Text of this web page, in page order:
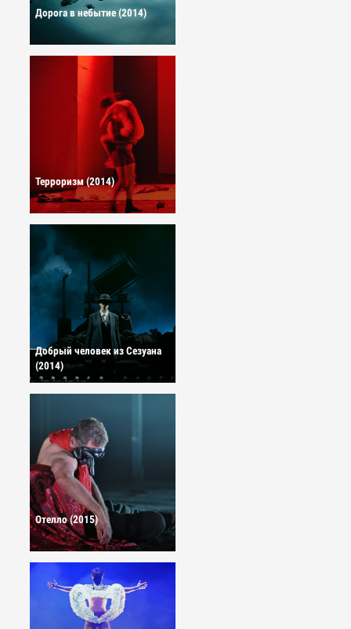
Дорога в небытие (2014)
Терроризм (2014)
Добрый человек из Сезуана
(2014)
Отелло (2015)